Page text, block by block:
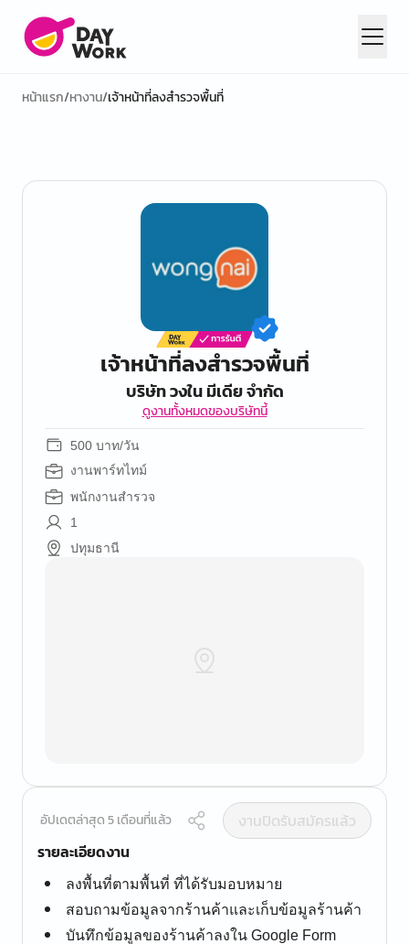
หน้าแรก/หางาน/เจ้าหน้าที่ลงสำรวจพื้นที่
เจ้าหน้าที่ลงสำรวจพื้นที่
บริษัท วงใน มีเดีย จำกัด
ดูงานทั้งหมดของบริษัทนี้
500 บาท/วัน
งานพาร์ทไทม์
พนักงานสำรวจ
1
ปทุมธานี
อัปเดตล่าสุด 5 เดือนที่แล้ว
งานปิดรับสมัครแล้ว
รายละเอียดงาน
ลงพื้นที่ตามพื้นที่ ที่ได้รับมอบหมาย
สอบถามข้อมูลจากร้านค้าและเก็บข้อมูลร้านค้า
บันทึกข้อมูลของร้านค้าลงใน Google Form